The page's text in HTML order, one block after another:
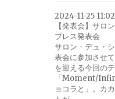
2024-11-25
【発表会】サロ
プレス発表会
サロン・デュ・
表会に参加させ
を迎える今回のテ
「Moment/
ョコラと」。カ